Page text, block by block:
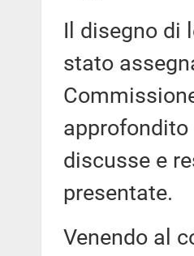
Il disegno di
stato
discusse e
presentate.
Venendo al